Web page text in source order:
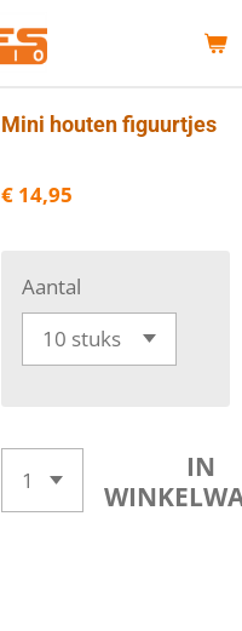
Mini houten figuurtjes
€ 14,95
Aantal
IN